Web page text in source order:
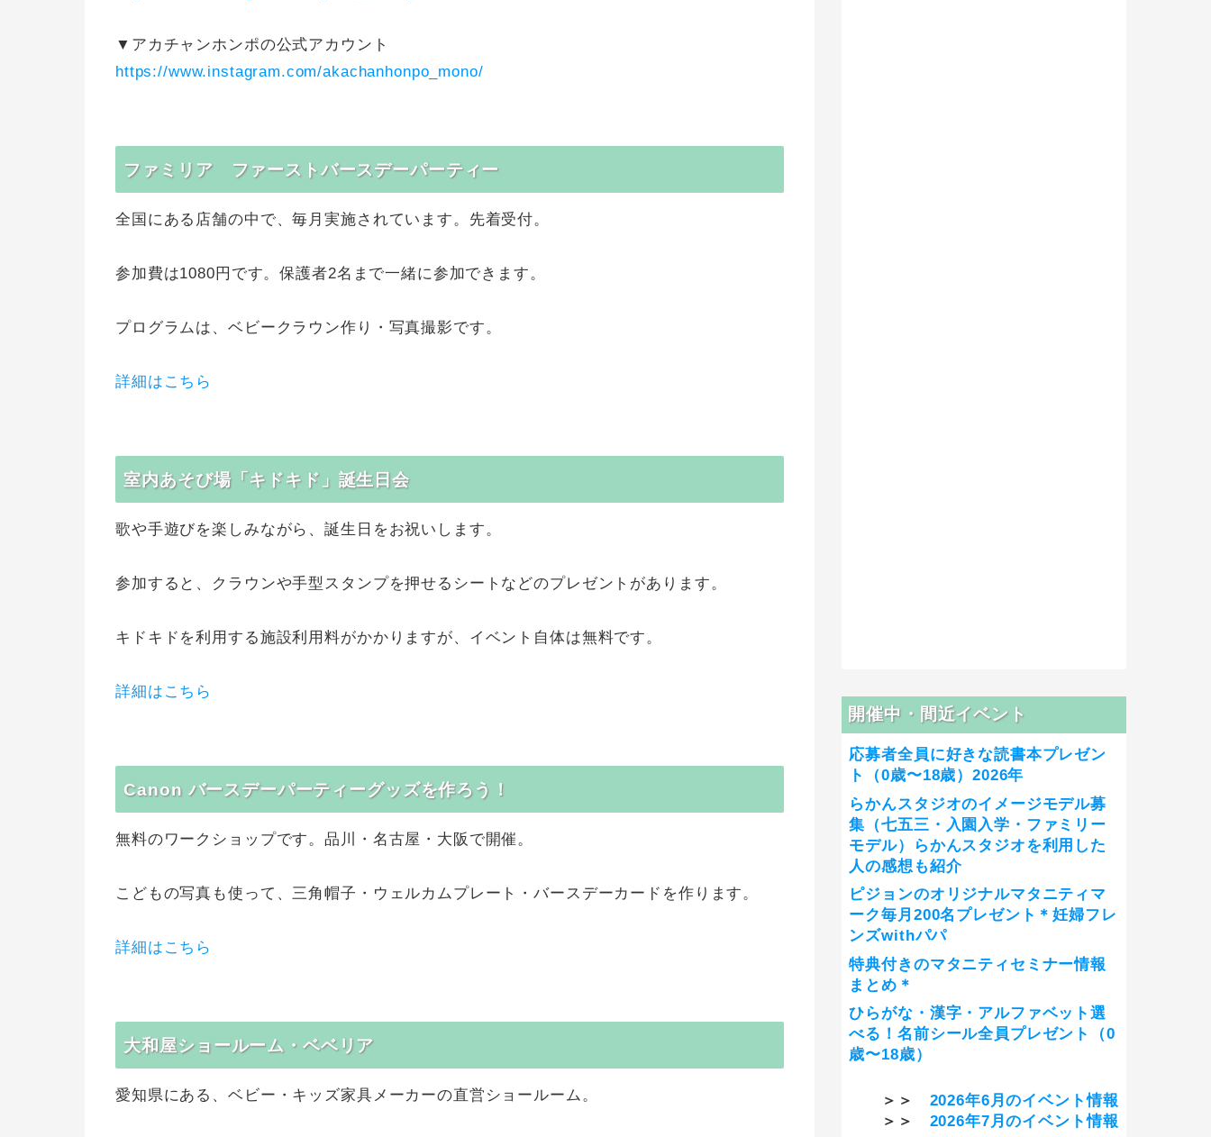
▼アカチャンホンポの公式アカウント
https://www.instagram.com/akachanhonpo_mono/
ファミリア ファーストバースデーパーティー
全国にある店舗の中で、毎月実施されています。先着受付。
参加費は1080円です。保護者2名まで一緒に参加できます。
プログラムは、ベビークラウン作り・写真撮影です。
詳細はこちら
室内あそび場「キドキド」誕生日会
歌や手遊びを楽しみながら、誕生日をお祝いします。
参加すると、クラウンや手型スタンプを押せるシートなどのプレゼントがあります。
キドキドを利用する施設利用料がかかりますが、イベント自体は無料です。
詳細はこちら
Canon バースデーパーティーグッズを作ろう！
無料のワークショップです。品川・名古屋・大阪で開催。
こどもの写真も使って、三角帽子・ウェルカムプレート・バースデーカードを作ります。
詳細はこちら
大和屋ショールーム・ベベリア
愛知県にある、ベビー・キッズ家具メーカーの直営ショールーム。
開催中・間近イベント
応募者全員に好きな読書本プレゼン
ト（0歳〜18歳）2026年
らかんスタジオのイメージモデル募
集（七五三・入園入学・ファミリー
モデル）らかんスタジオを利用した
人の感想も紹介
ピジョンのオリジナルマタニティマ
ーク毎月200名プレゼント＊妊婦フレ
ンズwithパパ
特典付きのマタニティセミナー情報
まとめ＊
ひらがな・漢字・アルファベット選
べる！名前シール全員プレゼント（0
歳〜18歳）
＞＞ 2026年6月のイベント情報
＞＞ 2026年7月のイベント情報